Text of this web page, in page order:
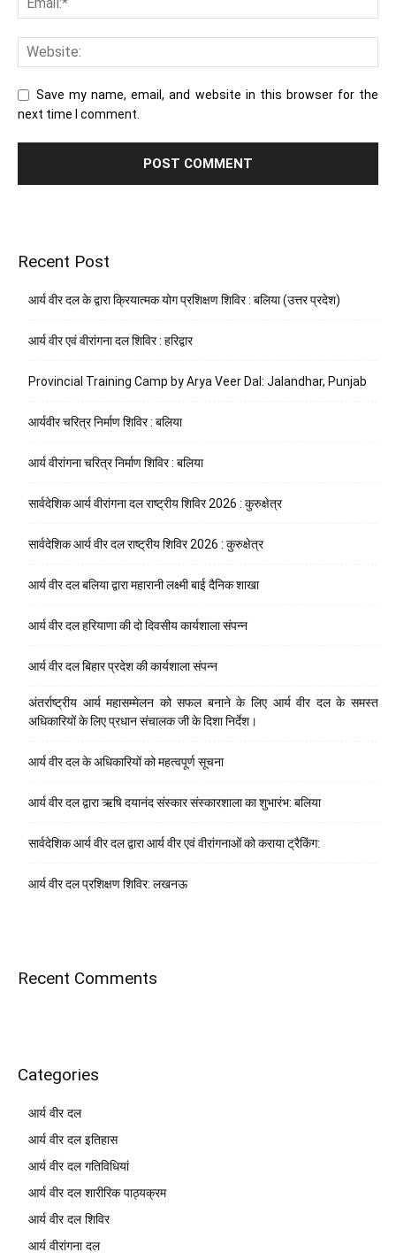
Save my name, email, and website in this browser for the
next time I comment.
Recent Post
आर्य वीर दल के द्वारा क्रियात्मक योग प्रशिक्षण शिविर : बलिया (उत्तर प्रदेश)
आर्य वीर एवं वीरांगना दल शिविर : हरिद्वार
Provincial Training Camp by Arya Veer Dal: Jalandhar, Punjab
आर्यवीर चरित्र निर्माण शिविर : बलिया
आर्य वीरांगना चरित्र निर्माण शिविर : बलिया
सार्वदेशिक आर्य वीरांगना दल राष्ट्रीय शिविर 2026 : कुरुक्षेत्र
सार्वदेशिक आर्य वीर दल राष्ट्रीय शिविर 2026 : कुरुक्षेत्र
आर्य वीर दल बलिया द्वारा महारानी लक्ष्मी बाई दैनिक शाखा
आर्य वीर दल हरियाणा की दो दिवसीय कार्यशाला संपन्न
आर्य वीर दल बिहार प्रदेश की कार्यशाला संपन्न
अंतर्राष्ट्रीय आर्य महासम्मेलन को सफल बनाने के लिए आर्य वीर दल के समस्त
अधिकारियों के लिए प्रधान संचालक जी के दिशा निर्देश।
आर्य वीर दल के अधिकारियों को महत्वपूर्ण सूचना
आर्य वीर दल द्वारा ऋषि दयानंद संस्कार संस्कारशाला का शुभारंभ: बलिया
सार्वदेशिक आर्य वीर दल द्वारा आर्य वीर एवं वीरांगनाओं को कराया ट्रैकिंग:
आर्य वीर दल प्रशिक्षण शिविर: लखनऊ
Recent Comments
Categories
आर्य वीर दल
आर्य वीर दल इतिहास
आर्य वीर दल गतिविधियां
आर्य वीर दल शारीरिक पाठ्यक्रम
आर्य वीर दल शिविर
आर्य वीरांगना दल